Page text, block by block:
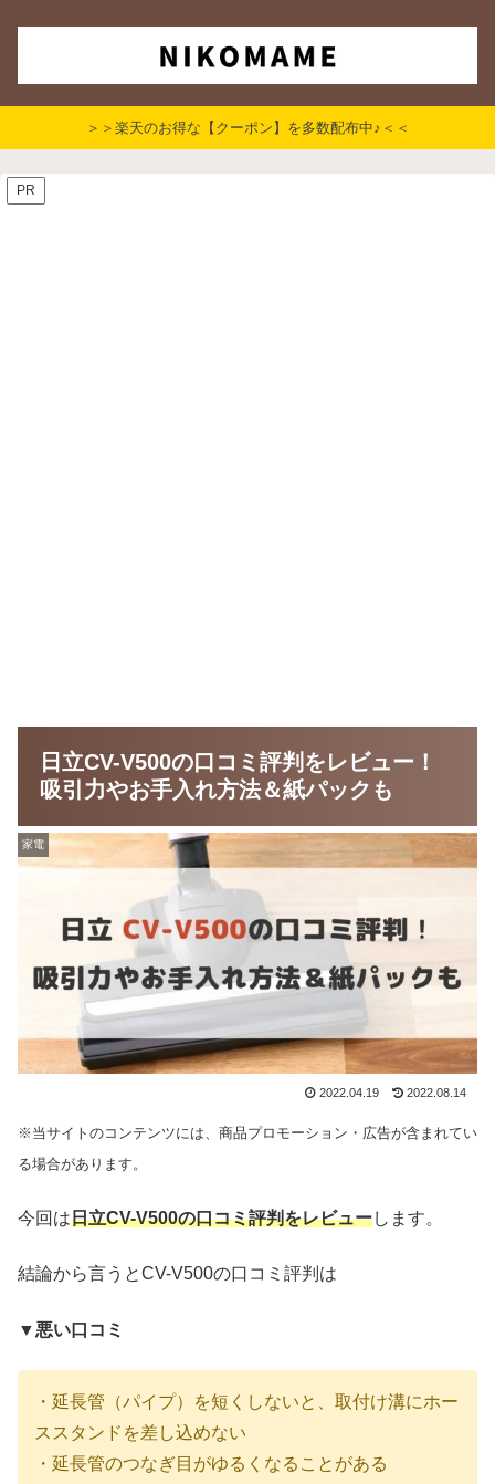
＞＞楽天のお得な【クーポン】を多数配布中♪＜＜
PR
日立CV-V500の口コミ評判をレビュー！
吸引力やお手入れ方法＆紙パックも
家電
2022.04.19 2022.08.14
※当サイトのコンテンツには、商品プロモーション・広告が含まれてい
る場合があります。
今回は日立CV-V500の口コミ評判をレビューします。
結論から言うとCV-V500の口コミ評判は
▼悪い口コミ
・延長管（パイプ）を短くしないと、取付け溝にホー
ススタンドを差し込めない
・延長管のつなぎ目がゆるくなることがある